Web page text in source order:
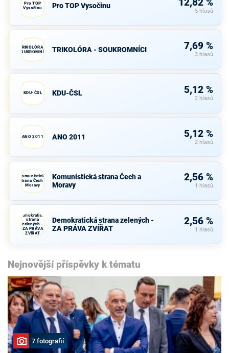
Pro TOP
Vysočinu
Pro TOP Vysočinu 12,82 %
5 hlasů
TRIKOLÓRA -
SOUKROMNÍCI
TRIKOLÓRA - SOUKROMNÍCI 7,69 %
3 hlasů
KDU-ČSL KDU-ČSL 5,12 %
2 hlasů
ANO 2011 ANO 2011 5,12 %
2 hlasů
Komunistická
strana Čech a
Moravy
Komunistická strana Čech a
Moravy
2,56 %
1 hlasů
Demokratická
strana
zelených -
ZA PRÁVA
ZVÍŘAT
Demokratická strana zelených -
ZA PRÁVA ZVÍŘAT
2,56 %
1 hlasů
Nejnovější příspěvky k tématu
7 fotografií